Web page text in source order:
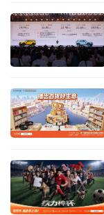
至今，戴森数码
更小、应用场景更
被忽视的产品使用